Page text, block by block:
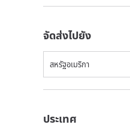
จัดส่งไปยัง
สหรัฐอเมริกา
ประเทศ